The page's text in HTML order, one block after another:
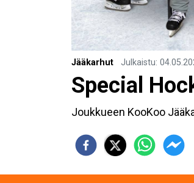
Jääkarhut Julkaistu:
Special
Joukkueen KooKoo